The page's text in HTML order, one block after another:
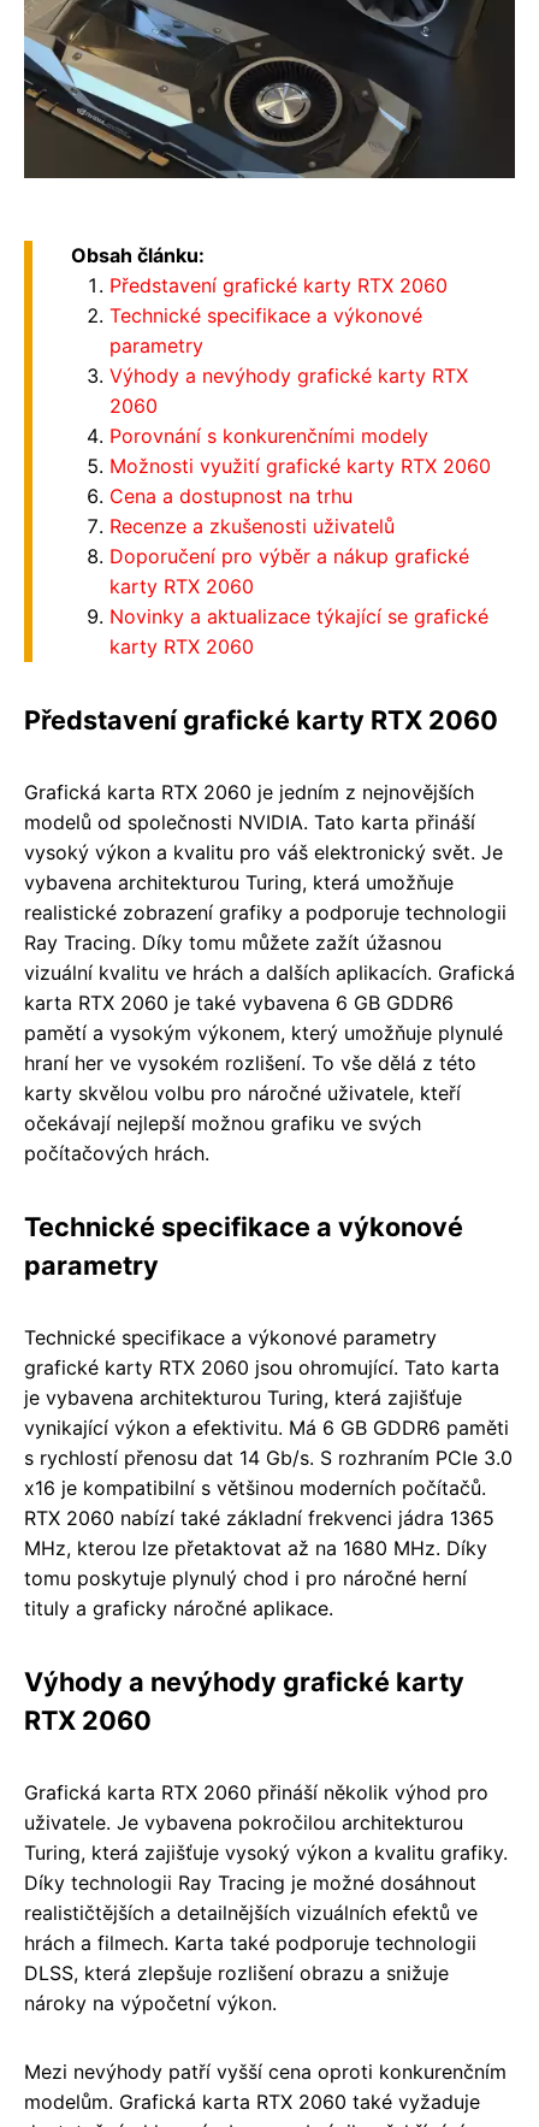
Obsah článku:
Představení grafické karty RTX 2060
Technické specifikace a výkonové
parametry
Výhody a nevýhody grafické karty RTX
2060
Porovnání s konkurenčními modely
Možnosti využití grafické karty RTX 2060
Cena a dostupnost na trhu
Recenze a zkušenosti uživatelů
Doporučení pro výběr a nákup grafické
karty RTX 2060
Novinky a aktualizace týkající se grafické
karty RTX 2060
Představení grafické karty RTX 2060
Grafická karta RTX 2060 je jedním z nejnovějších
modelů od společnosti NVIDIA. Tato karta přináší
vysoký výkon a kvalitu pro váš elektronický svět. Je
vybavena architekturou Turing, která umožňuje
realistické zobrazení grafiky a podporuje technologii
Ray Tracing. Díky tomu můžete zažít úžasnou
vizuální kvalitu ve hrách a dalších aplikacích. Grafická
karta RTX 2060 je také vybavena 6 GB GDDR6
pamětí a vysokým výkonem, který umožňuje plynulé
hraní her ve vysokém rozlišení. To vše dělá z této
karty skvělou volbu pro náročné uživatele, kteří
očekávají nejlepší možnou grafiku ve svých
počítačových hrách.
Technické specifikace a výkonové
parametry
Technické specifikace a výkonové parametry
grafické karty RTX 2060 jsou ohromující. Tato karta
je vybavena architekturou Turing, která zajišťuje
vynikající výkon a efektivitu. Má 6 GB GDDR6 paměti
s rychlostí přenosu dat 14 Gb/s. S rozhraním PCIe 3.0
x16 je kompatibilní s většinou moderních počítačů.
RTX 2060 nabízí také základní frekvenci jádra 1365
MHz, kterou lze přetaktovat až na 1680 MHz. Díky
tomu poskytuje plynulý chod i pro náročné herní
tituly a graficky náročné aplikace.
Výhody a nevýhody grafické karty
RTX 2060
Grafická karta RTX 2060 přináší několik výhod pro
uživatele. Je vybavena pokročilou architekturou
Turing, která zajišťuje vysoký výkon a kvalitu grafiky.
Díky technologii Ray Tracing je možné dosáhnout
realističtějších a detailnějších vizuálních efektů ve
hrách a filmech. Karta také podporuje technologii
DLSS, která zlepšuje rozlišení obrazu a snižuje
nároky na výpočetní výkon.
Mezi nevýhody patří vyšší cena oproti konkurenčním
modelům. Grafická karta RTX 2060 také vyžaduje